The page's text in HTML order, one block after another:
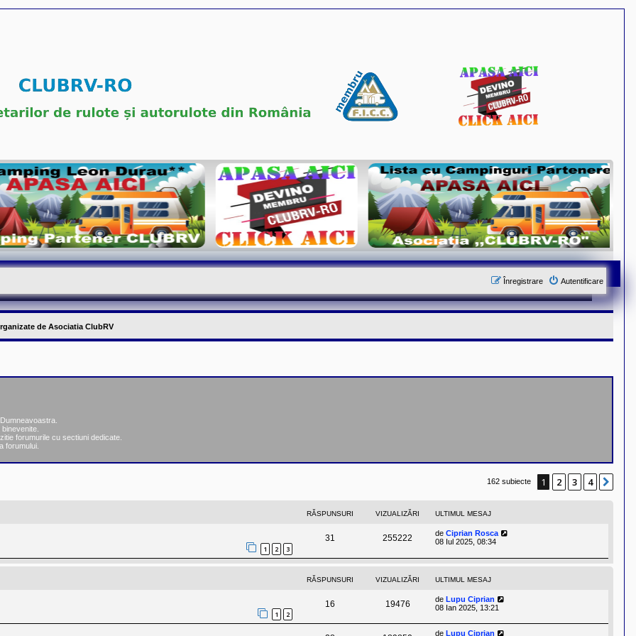
Autentificare
Înregistrare
de Asociatia ClubRV
forumurile cu sectiuni dedicate.
forumului.
162 subiecte 1 2 3 4
RĂSPUNSURI VIZUALIZĂRI ULTIMUL MESAJ
1 2 3
31 255222 de Ciprian Rosca
08 Iul 2025, 08:34
RĂSPUNSURI VIZUALIZĂRI ULTIMUL MESAJ
1 2
16 19476 de Lupu Ciprian
08 Ian 2025, 13:21
de Lupu Ciprian